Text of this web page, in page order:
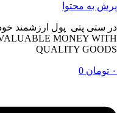
پرش به محتوا
MONEY WITH
QUALITY GOODS
۰ تومان 0